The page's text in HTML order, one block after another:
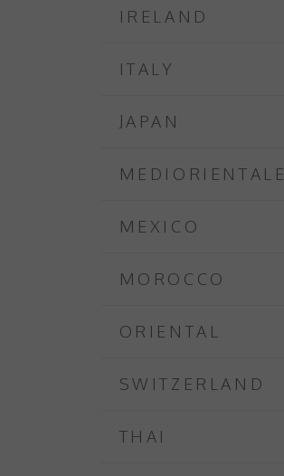
IRELAND
ITALY
JAPAN
MEDIORIENTALE
MEXICO
MOROCCO
ORIENTAL
SWITZERLAND
THAI